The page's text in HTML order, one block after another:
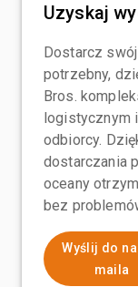
Uzyskaj
Dostarcz
potrzebny,
Bros.
logistycznym
odbiorcy.
dostarczania
oceany
bez
Wyślij do
maila